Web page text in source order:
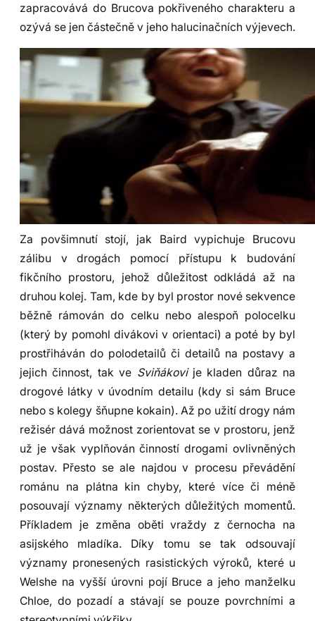
zapracovává do Brucova pokřiveného charakteru a
ozývá se jen částečně v jeho halucinačních výjevech.
Za povšimnutí stojí, jak Baird vypichuje Brucovu
zálibu v drogách pomocí přístupu k budování
fikčního prostoru, jehož důležitost odkládá až na
druhou kolej. Tam, kde by byl prostor nové sekvence
běžně rámován do celku nebo alespoň polocelku
(který by pomohl divákovi v orientaci) a poté by byl
prostřiháván do polodetailů či detailů na postavy a
jejich činnost, tak ve Sviňákovije kladen důraz na
drogové látky v úvodním detailu (kdy si sám Bruce
nebo s kolegy šňupne kokain). Až po užití drogy nám
režisér dává možnost zorientovat se v prostoru, jenž
už je však vyplňován činností drogami ovlivněných
postav. Přesto se ale najdou v procesu převádění
románu na plátna kin chyby, které více či méně
posouvají významy některých důležitých momentů.
Příkladem je změna oběti vraždy z černocha na
asijského mladíka. Díky tomu se tak odsouvají
významy pronesených rasistických výroků, které u
Welshe na vyšší úrovni pojí Bruce a jeho manželku
Chloe, do pozadí a stávají se pouze povrchními a